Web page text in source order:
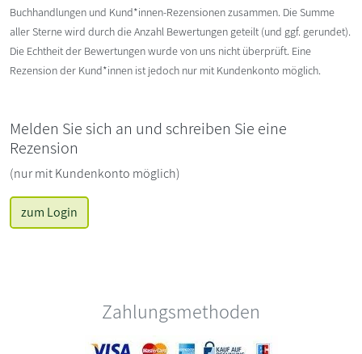
Buchhandlungen und Kund*innen-Rezensionen zusammen. Die Summe
aller Sterne wird durch die Anzahl Bewertungen geteilt (und ggf. gerundet).
Die Echtheit der Bewertungen wurde von uns nicht überprüft. Eine
Rezension der Kund*innen ist jedoch nur mit Kundenkonto möglich.
Melden Sie sich an und schreiben Sie eine
Rezension
(nur mit Kundenkonto möglich)
zum Login
Zahlungsmethoden